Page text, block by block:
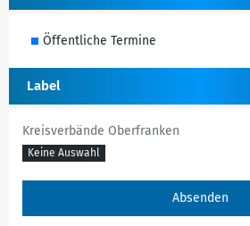
Öffentliche Termine
Label
Kreisverbände Oberfranken
Keine Auswahl